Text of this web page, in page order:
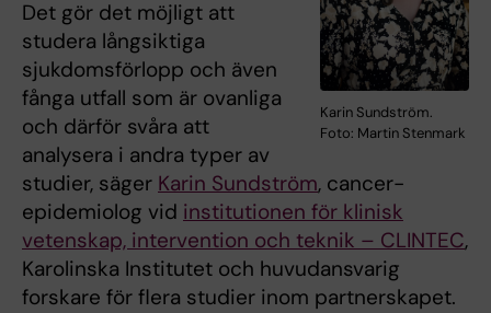
Karin Sundström.
Foto: Martin Stenmark
Det gör det möjligt att
studera långsiktiga
sjukdomsförlopp och även
fånga utfall som är ovanliga
och därför svåra att
analysera i andra typer av
studier, säger Karin Sundström, cancer-
epidemiolog vid institutionen för klinisk
vetenskap, intervention och teknik – CLINTEC,
Karolinska Institutet och huvudansvarig
forskare för flera studier inom partnerskapet.